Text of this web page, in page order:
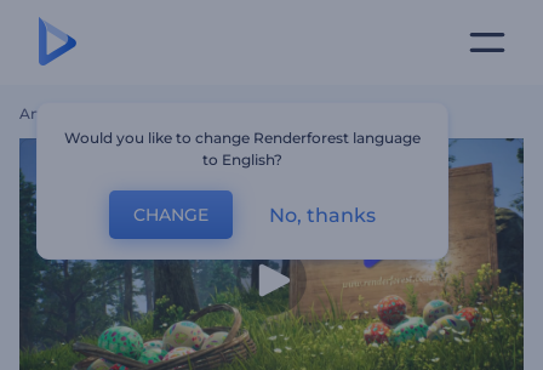
Ana Sayfa
Would you like to change Renderforest language
to English?
CHANGE No, thanks